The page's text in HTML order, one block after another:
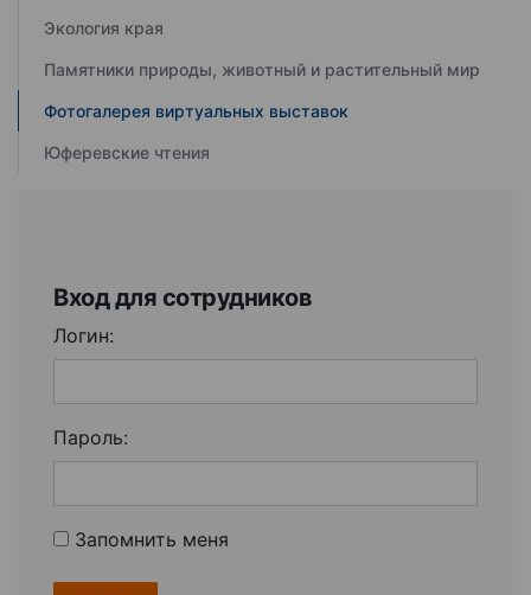
Экология края
Памятники природы, животный и растительный мир
Фотогалерея виртуальных выставок
Юферевские чтения
Вход для сотрудников
Логин:
Пароль:
Запомнить меня